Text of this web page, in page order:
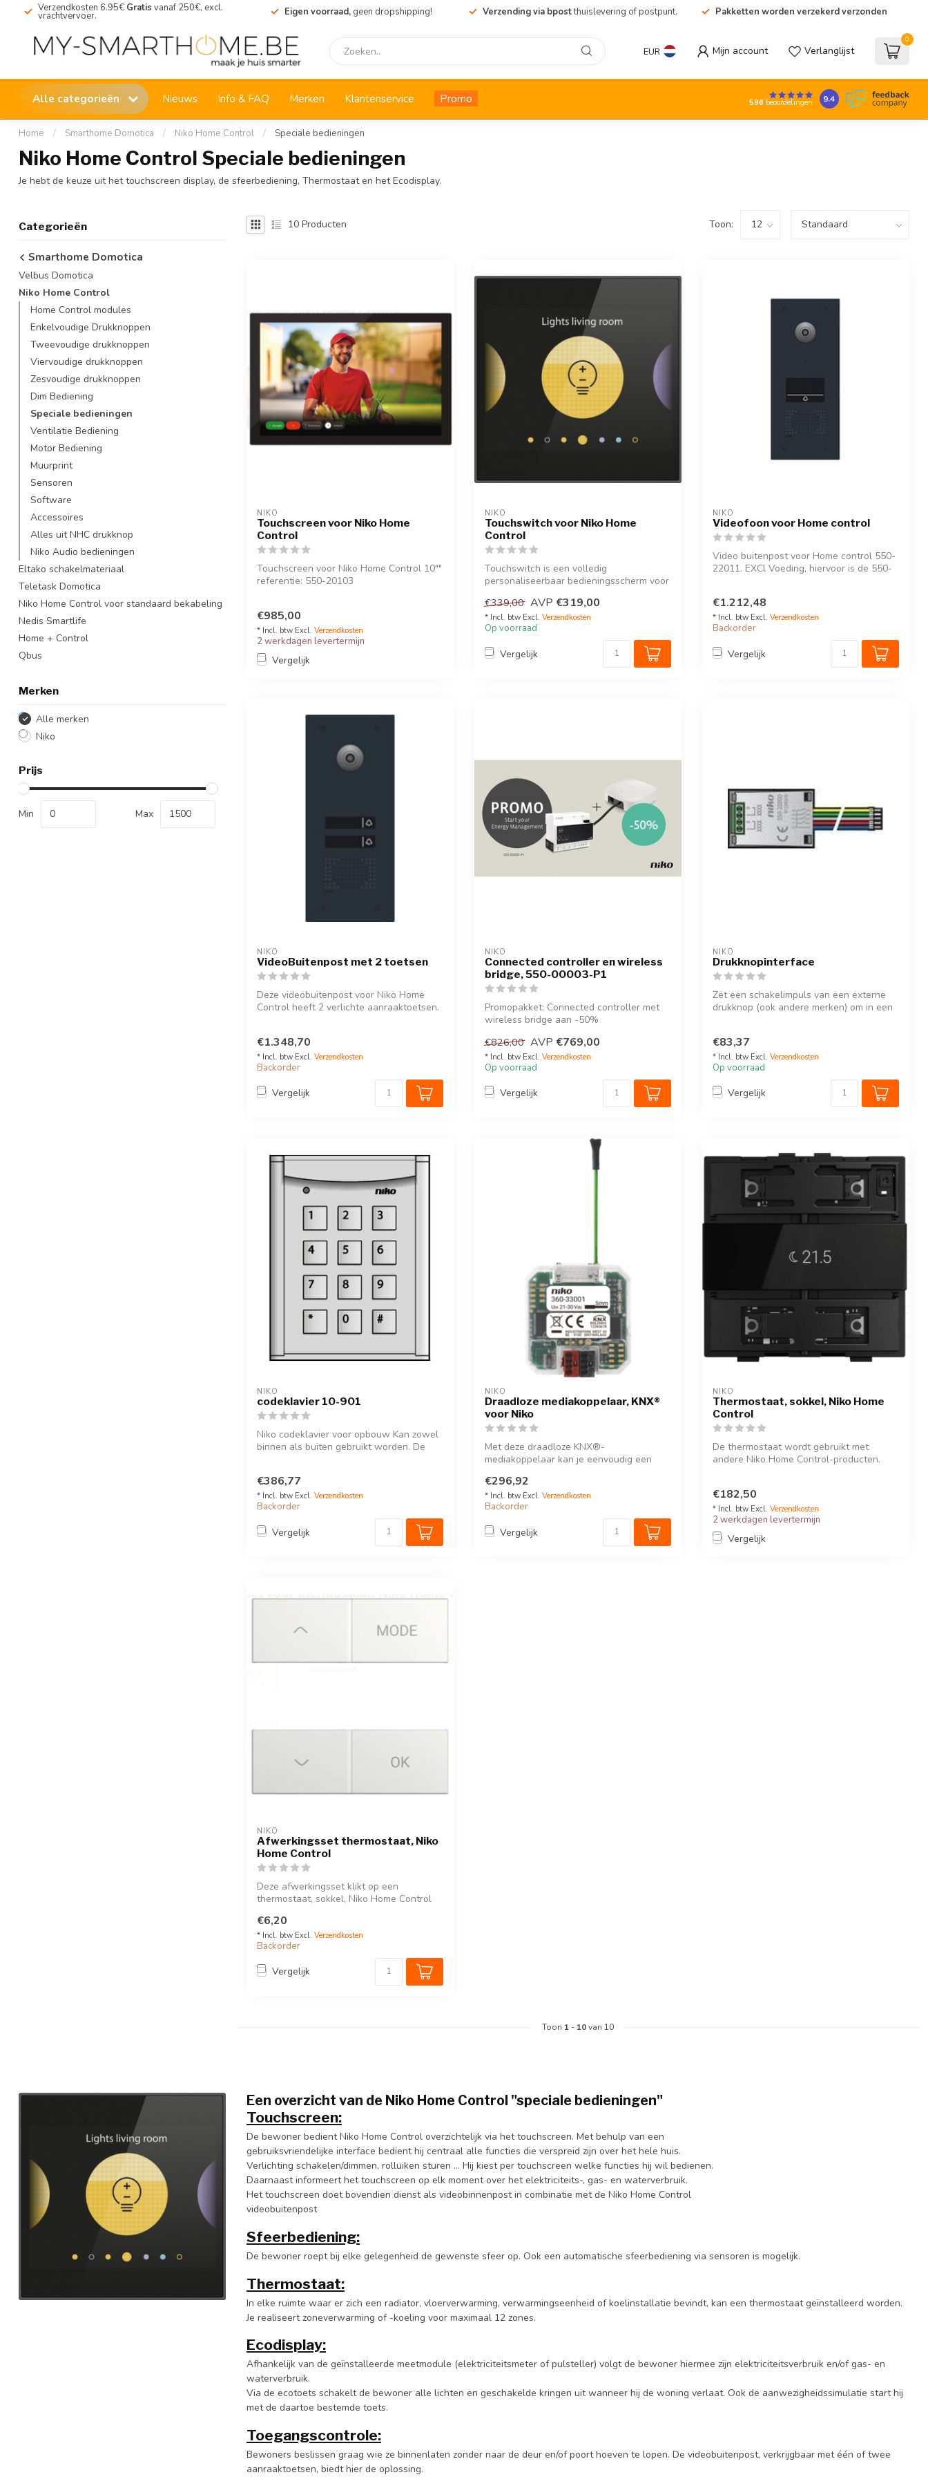
Verzendkosten 6.95€ Gratis vanaf 250€, excl.
vrachtvervoer. Eigen voorraad, geen dropshipping! Verzending via bpostthuislevering of postpunt. Pakketten worden verzekerd verzonden
EUR Mijn account Verlanglijst
0
Alle categorieën Nieuws Info & FAQ Merken Klantenservice Promo 596beoordelingen 9.4
Home / Smarthome Domotica / Niko Home Control / Speciale bedieningen
Niko Home Control Speciale bedieningen
Je hebt de keuze uit het touchscreen display, de sfeerbediening, Thermostaat en het Ecodisplay.
Categorieën
Smarthome Domotica
Velbus Domotica
Niko Home Control
Home Control modules
Enkelvoudige Drukknoppen
Tweevoudige drukknoppen
Viervoudige drukknoppen
Zesvoudige drukknoppen
Dim Bediening
Speciale bedieningen
Ventilatie Bediening
Motor Bediening
Muurprint
Sensoren
Software
Accessoires
Alles uit NHC drukknop
Niko Audio bedieningen
Eltako schakelmateriaal
Teletask Domotica
Niko Home Control voor standaard bekabeling
Nedis Smartlife
Home + Control
Qbus
Merken
Alle merken
Niko
Prijs
Min Max
10 Producten Toon:
NIKO
Touchscreen voor Niko Home
Control
Touchscreen voor Niko Home Control 10""
referentie: 550-20103
€985,00
* Incl. btw Excl. Verzendkosten
2 werkdagen levertermijn
Vergelijk
NIKO
Touchswitch voor Niko Home
Control
Touchswitch is een volledig
personaliseerbaar bedieningsscherm voor
€339,00 AVP €319,00
* Incl. btw Excl. Verzendkosten
Op voorraad
Vergelijk
NIKO
Videofoon voor Home control
Video buitenpost voor Home control 550-
22011. EXCl Voeding, hiervoor is de 550-
€1.212,48
* Incl. btw Excl. Verzendkosten
Backorder
Vergelijk
NIKO
VideoBuitenpost met 2 toetsen
Deze videobuitenpost voor Niko Home
Control heeft 2 verlichte aanraaktoetsen.
€1.348,70
* Incl. btw Excl. Verzendkosten
Backorder
Vergelijk
NIKO
Connected controller en wireless
bridge, 550-00003-P1
Promopakket: Connected controller met
wireless bridge aan -50%
€826,00 AVP €769,00
* Incl. btw Excl. Verzendkosten
Op voorraad
Vergelijk
NIKO
Drukknopinterface
Zet een schakelimpuls van een externe
drukknop (ook andere merken) om in een
€83,37
* Incl. btw Excl. Verzendkosten
Op voorraad
Vergelijk
NIKO
codeklavier 10-901
Niko codeklavier voor opbouw Kan zowel
binnen als buiten gebruikt worden. De
€386,77
* Incl. btw Excl. Verzendkosten
Backorder
Vergelijk
NIKO
Draadloze mediakoppelaar, KNX®
voor Niko
Met deze draadloze KNX®-
mediakoppelaar kan je eenvoudig een
€296,92
* Incl. btw Excl. Verzendkosten
Backorder
Vergelijk
NIKO
Thermostaat, sokkel, Niko Home
Control
De thermostaat wordt gebruikt met
andere Niko Home Control-producten.
€182,50
* Incl. btw Excl. Verzendkosten
2 werkdagen levertermijn
Vergelijk
NIKO
Afwerkingsset thermostaat, Niko
Home Control
Deze afwerkingsset klikt op een
thermostaat, sokkel, Niko Home Control
€6,20
* Incl. btw Excl. Verzendkosten
Backorder
Vergelijk
Toon 1 - 10van 10
Een overzicht van de Niko Home Control "speciale bedieningen"
Touchscreen:
De bewoner bedient Niko Home Control overzichtelijk via het touchscreen. Met behulp van een
gebruiksvriendelijke interface bedient hij centraal alle functies die verspreid zijn over het hele huis.
Verlichting schakelen/dimmen, rolluiken sturen … Hij kiest per touchscreen welke functies hij wil bedienen.
Daarnaast informeert het touchscreen op elk moment over het elektriciteits-, gas- en waterverbruik.
Het touchscreen doet bovendien dienst als videobinnenpost in combinatie met de Niko Home Control
videobuitenpost
Sfeerbediening:
De bewoner roept bij elke gelegenheid de gewenste sfeer op. Ook een automatische sfeerbediening via sensoren is mogelijk.
Thermostaat:
In elke ruimte waar er zich een radiator, vloerverwarming, verwarmingseenheid of koelinstallatie bevindt, kan een thermostaat geïnstalleerd worden.
Je realiseert zoneverwarming of -koeling voor maximaal 12 zones.
Ecodisplay:
Afhankelijk van de geïnstalleerde meetmodule (elektriciteitsmeter of pulsteller) volgt de bewoner hiermee zijn elektriciteitsverbruik en/of gas- en
waterverbruik.
Via de ecotoets schakelt de bewoner alle lichten en geschakelde kringen uit wanneer hij de woning verlaat. Ook de aanwezigheidssimulatie start hij
met de daartoe bestemde toets.
Toegangscontrole:
Bewoners beslissen graag wie ze binnenlaten zonder naar de deur en/of poort hoeven te lopen. De videobuitenpost, verkrijgbaar met één of twee
aanraaktoetsen, biedt hier de oplossing.